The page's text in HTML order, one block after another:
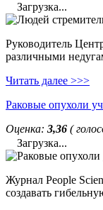
Загрузка...
Руководитель
различными
Читать далее >>>
Раковые опухоли
Оценка: 3,36 (
Загрузка...
Журнал People
создавать